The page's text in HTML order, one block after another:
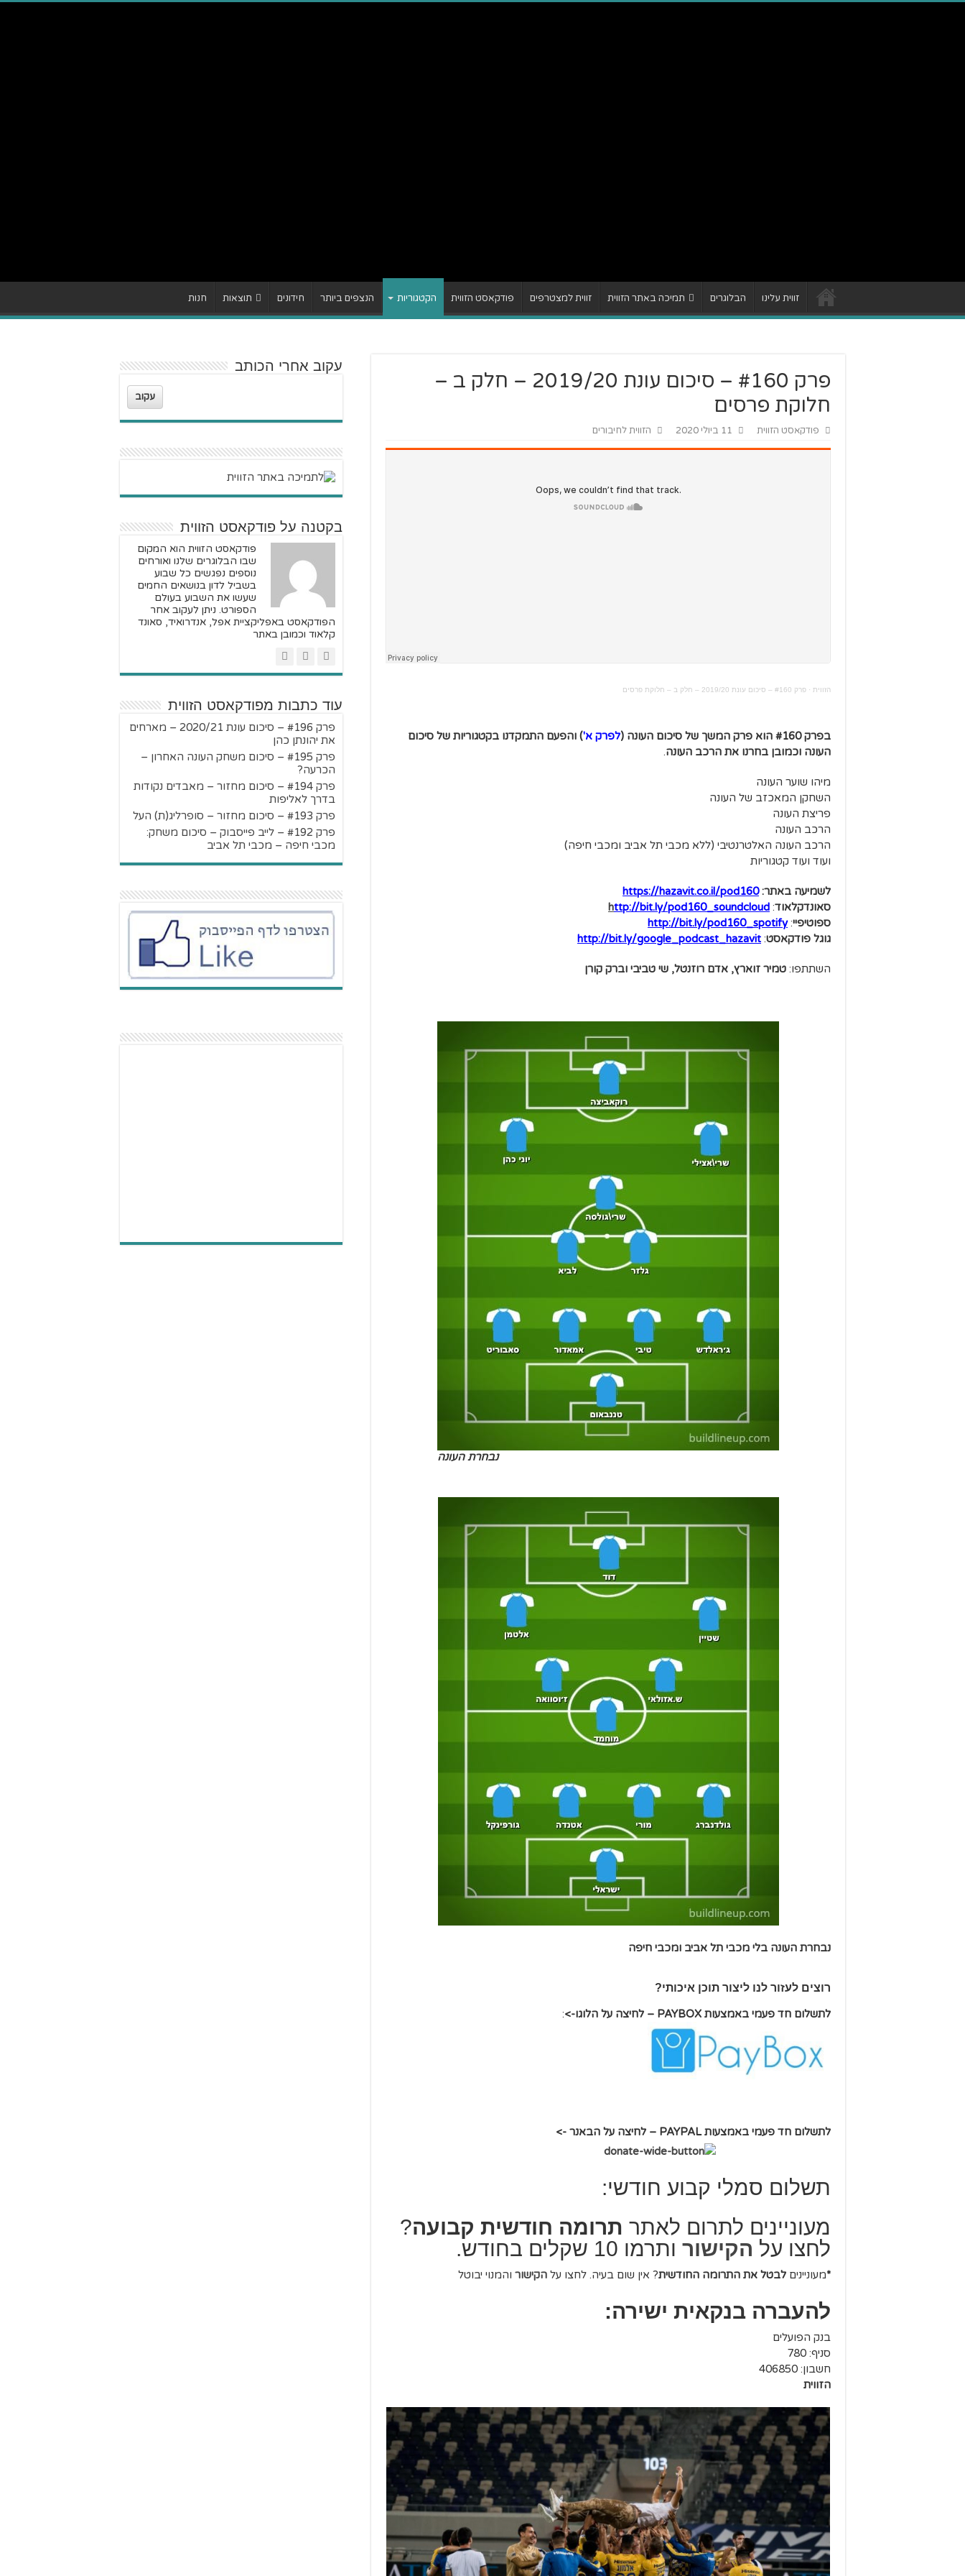
זווית עלינו הבלוגרים תמיכה באתר הזווית זווית למצטרפים פודקאסט הזווית הקטגוריות הנצפים ביותר חידונים תוצאות חנות
פרק #160 – סיכום עונת 2019/20 – חלק ב –
חלוקת פרסים
פודקאסט הזווית 11 ביולי 2020 הזווית לחיבורים
הזווית · פרק #160 – סיכום עונת 2019/20 – חלק ב – חלוקת פרסים
בפרק #160 הוא פרק המשך של סיכום העונה ( לפרק א') והפעם התמקדנו בקטגוריות של סיכום
העונה וכמובן בחרנו את הרכב העונה.
מיהו שוער העונה
השחקן המאכזב של העונה
פריצת העונה
הרכב העונה
הרכב העונה האלטרנטיבי (ללא מכבי תל אביב ומכבי חיפה)
ועוד ועוד קטגוריות
לשמיעה באתר: https://hazavit.co.il/pod160
סאונדקלאוד:
http://bit.ly/pod160_soundcloud
ספוטיפיי:
http://bit.ly/pod160_spotify
גוגל פודקאסט:
http://bit.ly/google_podcast_hazavit
השתתפו: טמיר זוארץ, אדם רוזנטל, שי טביבי וברק קורן
נבחרת העונה
נבחרת העונה בלי מכבי תל אביב ומכבי חיפה
רוצים לעזור לנו ליצור תוכן איכותי?
לתשלום חד פעמי באמצעות PAYBOX – לחיצה על הלוגו-> :
לתשלום חד פעמי באמצעות PAYPAL – לחיצה על הבאנר ->
תשלום סמלי קבוע חודשי:
מעוניינים לתרום לאתר תרומה חודשית קבועה?
לחצו על הקישור ותרמו 10 שקלים בחודש.
*מעוניינים לבטל את התרומה החודשית? אין שום בעיה. לחצו על הקישור והמנוי יבוטל
להעברה בנקאית ישירה:
בנק הפועלים
סניף: 780
חשבון: 406850
הזווית
עקוב אחרי הכותב
עקוב
בקטנה על פודקאסט הזווית
פודקאסט הזווית הוא המקום
שבו הבלוגרים שלנו ואורחים
נוספים נפגשים כל שבוע
בשביל לדון בנושאים החמים
שעשו את השבוע בעולם
הספורט. ניתן לעקוב אחר
הפודקאסט באפליקציית אפל, אנדרואיד, סאונד
קלאוד וכמובן באתר
עוד כתבות מפודקאסט הזווית
פרק #196 – סיכום עונת 2020/21 – מארחים
את יהונתן כהן
פרק #195 – סיכום משחק העונה האחרון –
הכרעה?
פרק #194 – סיכום מחזור – מאבדים נקודות
בדרך לאליפות
פרק #193 – סיכום מחזור – סופרליג(ת) העל
פרק #192 – לייב פייסבוק – סיכום משחק:
מכבי חיפה – מכבי תל אביב